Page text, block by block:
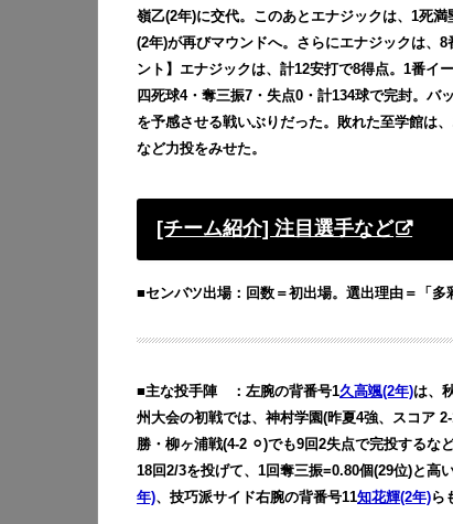
嶺乙(2年)に交代。このあとエナジックは、1死
(2年)が再びマウンドへ。さらにエナジックは、
ント】エナジックは、計12安打で8得点。1番イ
四死球4・奪三振7・失点0・計134球で完封。
を予感させる戦いぶりだった。敗れた至学館は
など力投をみせた。
[チーム紹介] 注目選手など
■センバツ出場：回数＝初出場。選出理由＝「多
■主な投手陣 ：左腕の背番号1久高颯(2年)は、
州大会の初戦では、神村学園(昨夏4強、スコア
勝・柳ヶ浦戦(4-2 ⚪︎)でも9回2失点で完投する
18回2/3を投げて、1回奪三振=0.80個(29位)と高
年)、技巧派サイド右腕の背番号11知花輝(2年)ら